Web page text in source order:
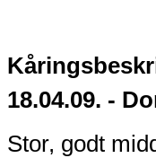
18.04.09. -
Stor, godt